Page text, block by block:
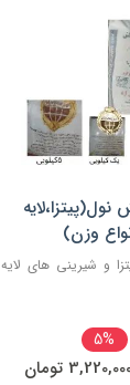
نول(پیتزا،لایه
وزن)
و شیرینی های لایه
5%